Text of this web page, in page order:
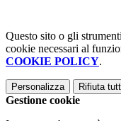
Questo sito o gli
cookie necessari al
COOKIE POLICY.
Personalizza Rifiuta
Gestione cookie